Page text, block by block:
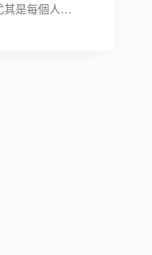
其是每個人…